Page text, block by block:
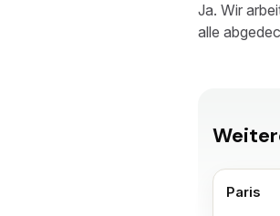
Ja. Wir
alle
Paris